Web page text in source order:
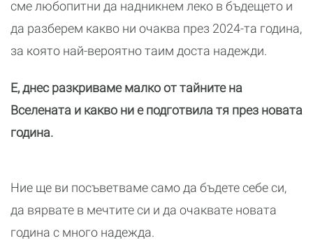
сме любопитни да надникнем леко в бъдещето и
да разберем какво ни очаква през 2024-та година,
за която най-вероятно таим доста надежди.
Е, днес разкриваме малко от тайните на
Вселената и какво ни е подготвила тя през новата
година.
Ние ще ви посъветваме само да бъдете себе си,
да вярвате в мечтите си и да очаквате новата
година с много надежда.